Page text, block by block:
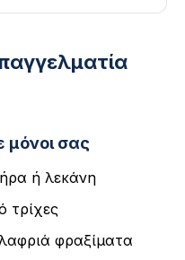
μόνοι σας
ή λεκάνη
τρίχες
φραξίματα